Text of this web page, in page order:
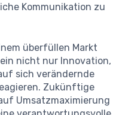
Kommunikation zu
überfüllen Markt
nicht nur Innovation,
sich verändernde
Zukünftige
Umsatzmaximierung